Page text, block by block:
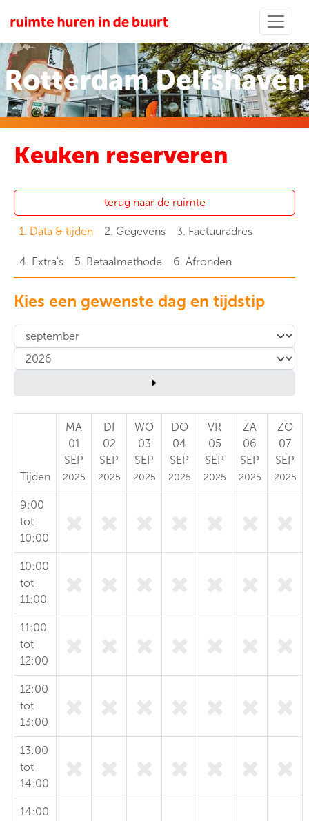
Rotterdam Delfshaven
Keuken reserveren
terug naar de ruimte
1. Data & tijden 2. Gegevens 3. Factuuradres
4. Extra's 5. Betaalmethode 6. Afronden
Kies een gewenste dag en tijdstip
Tijden
MA
01
SEP
2025
DI
02
SEP
2025
WO
03
SEP
2025
DO
04
SEP
2025
VR
05
SEP
2025
ZA
06
SEP
2025
ZO
07
SEP
2025
9:00
tot
10:00
10:00
tot
11:00
11:00
tot
12:00
12:00
tot
13:00
13:00
tot
14:00
14:00